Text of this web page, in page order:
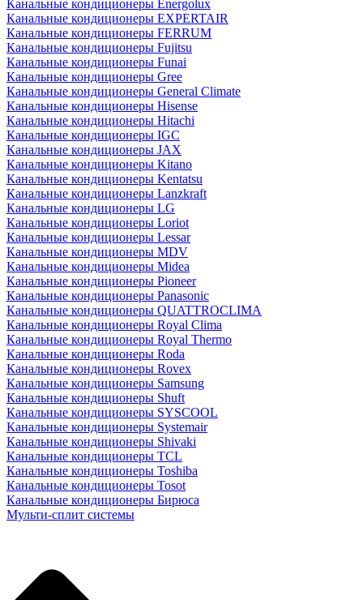
Канальные кондиционеры Energolux
Канальные кондиционеры EXPERTAIR
Канальные кондиционеры FERRUM
Канальные кондиционеры Fujitsu
Канальные кондиционеры Funai
Канальные кондиционеры Gree
Канальные кондиционеры General Climate
Канальные кондиционеры Hisense
Канальные кондиционеры Hitachi
Канальные кондиционеры IGC
Канальные кондиционеры JAX
Канальные кондиционеры Kitano
Канальные кондиционеры Kentatsu
Канальные кондиционеры Lanzkraft
Канальные кондиционеры LG
Канальные кондиционеры Loriot
Канальные кондиционеры Lessar
Канальные кондиционеры MDV
Канальные кондиционеры Midea
Канальные кондиционеры Pioneer
Канальные кондиционеры Panasonic
Канальные кондиционеры QUATTROCLIMA
Канальные кондиционеры Royal Clima
Канальные кондиционеры Royal Thermo
Канальные кондиционеры Roda
Канальные кондиционеры Rovex
Канальные кондиционеры Samsung
Канальные кондиционеры Shuft
Канальные кондиционеры SYSCOOL
Канальные кондиционеры Systemair
Канальные кондиционеры Shivaki
Канальные кондиционеры TCL
Канальные кондиционеры Toshiba
Канальные кондиционеры Tosot
Канальные кондиционеры Бирюса
Мульти-сплит системы